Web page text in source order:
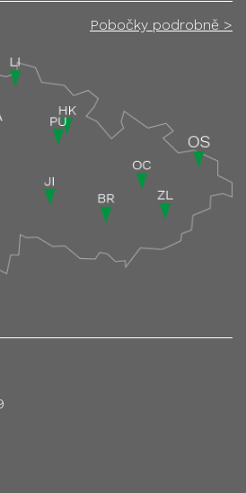
Pobočky podrobně >